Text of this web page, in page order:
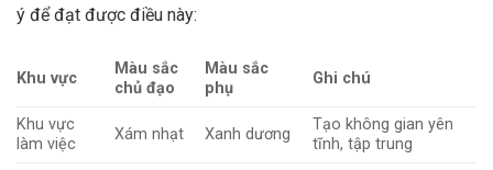
ý để đạt được điều này:
Khu vực
Màu sắc
chủ đạo
Màu sắc
phụ
Ghi chú
Khu vực
làm việc
Xám nhạt Xanh dương
Tạo không gian yên
tĩnh, tập trung